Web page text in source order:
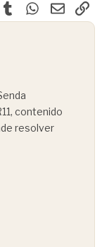
Tumblr WhatsApp
Email
contenido
resolver